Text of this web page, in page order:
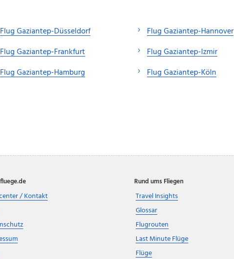
Flug Gaziantep-Düsseldorf
Flug Gaziantep-Frankfurt
Flug Gaziantep-Hamburg
Flug Gaziantep-Hannover
Flug Gaziantep-Izmir
Flug Gaziantep-Köln